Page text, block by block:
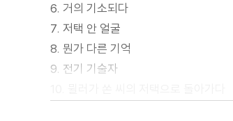
6. 거의 기소되다
7. 저택 안 얼굴
8. 뭔가 다른 기억
9. 전기 기술자